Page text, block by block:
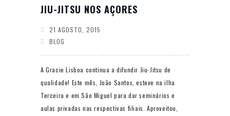
JIU-JITSU NOS AÇORES
21 AGOSTO, 2015
BLOG
A Gracie Lisboa continua a difundir Jiu-Jitsu de
qualidade! Este mês, João Santos, esteve na ilha
Terceira e em São Miguel para dar seminários e
aulas privadas nas respectivas filiais. Aproveitou,